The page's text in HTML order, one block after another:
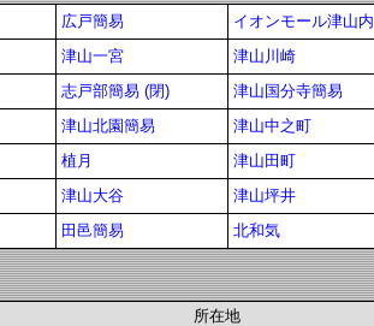
広戸簡易 イオンモール津山内
津山一宮 津山川崎
志戸部簡易 (閉) 津山国分寺簡易
津山北園簡易 津山中之町
植月 津山田町
津山大谷 津山坪井
田邑簡易 北和気
所在地